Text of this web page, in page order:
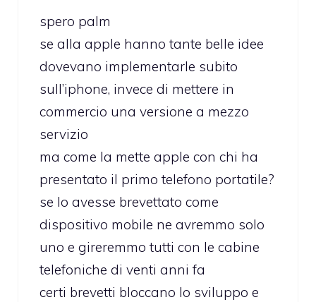
spero palm
se alla apple hanno tante belle idee
dovevano implementarle subito
sull’iphone, invece di mettere in
commercio una versione a mezzo
servizio
ma come la mette apple con chi ha
presentato il primo telefono portatile?
se lo avesse brevettato come
dispositivo mobile ne avremmo solo
uno e gireremmo tutti con le cabine
telefoniche di venti anni fa
certi brevetti bloccano lo sviluppo e